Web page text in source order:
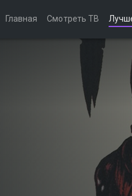
Главная Смотреть ТВ